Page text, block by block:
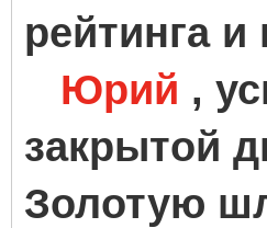
рейтинга
Юрий ,
закрытой
Золотую